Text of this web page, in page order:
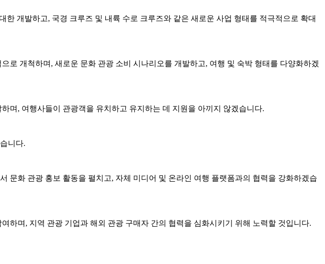
개발하고, 국경 크루즈 및 내륙 수로 크루즈와 같은 새로운 사업 형태를 적극적으로 확대
로 개척하며, 새로운 문화 관광 소비 시나리오를 개발하고, 여행 및 숙박 형태를 다양화하겠
며, 여행사들이 관광객을 유치하고 유지하는 데 지원을 아끼지 않겠습니다.
니다.
문화 관광 홍보 활동을 펼치고, 자체 미디어 및 온라인 여행 플랫폼과의 협력을 강화하겠습
하며, 지역 관광 기업과 해외 관광 구매자 간의 협력을 심화시키기 위해 노력할 것입니다.